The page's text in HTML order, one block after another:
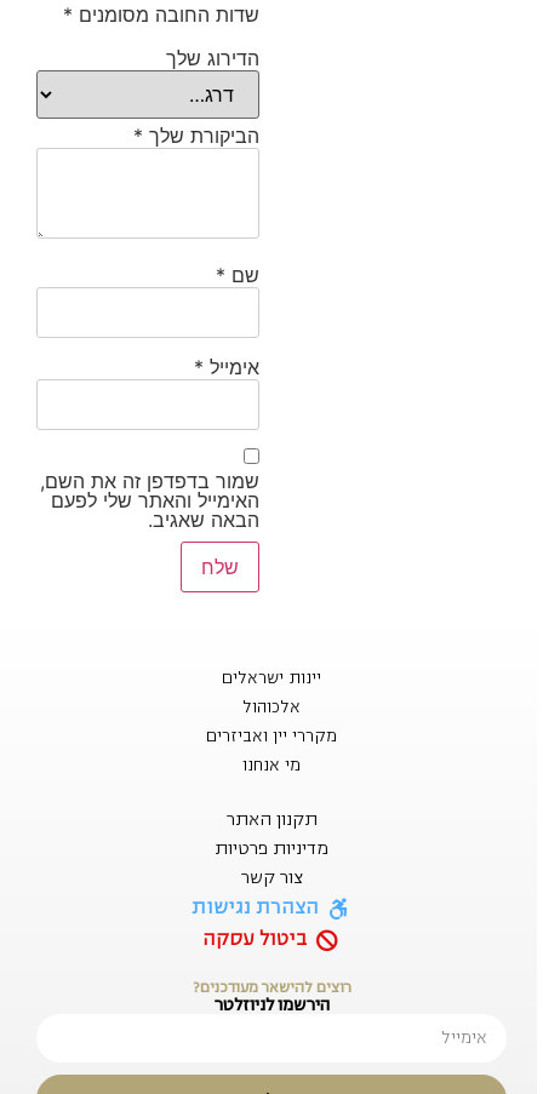
שדות החובה מסומנים *
הדירוג שלך
הביקורת שלך *
שם *
אימייל *
שמור בדפדפן זה את השם,
האימייל והאתר שלי לפעם
הבאה שאגיב.
יינות ישראלים
אלכוהול
מקררי יין ואביזרים
מי אנחנו
תקנון האתר
מדיניות פרטיות
צור קשר
הצהרת נגישות
ביטול עסקה
רוצים להישאר מעודכנים?
הירשמו לניוזלטר